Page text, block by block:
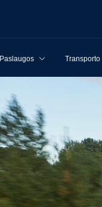
Paslaugos Transporto